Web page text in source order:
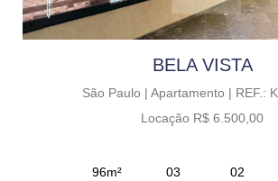
BELA VISTA
São Paulo | Apartamento | REF.:
Locação R$ 6.500,00
96m²
03
02